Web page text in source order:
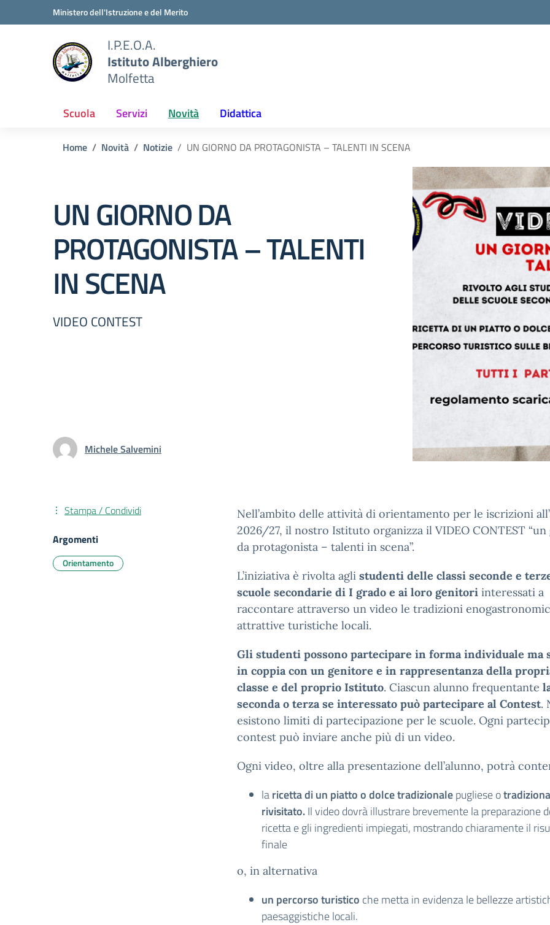
Vai ai contenuti
Vai al menu di navigazioneMinistero dell'Istruzione e del Merito
I.P.E.O.A.
Istituto Alberghiero
Molfetta
Scuola Servizi Novità Didattica
Home Novità Notizie UN GIORNO DA PROTAGONISTA – TALENTI IN SCENA
UN GIORNO DA
PROTAGONISTA – TALENTI
IN SCENA
VIDEO CONTEST
Michele Salvemini
Nell’ambito delle attività di orientamento per le iscrizioni
2026/27, il nostro Istituto organizza il VIDEO CONTEST
da protagonista – talenti in scena”.
L’iniziativa è rivolta agli studenti delle classi seconde e
scuole secondarie di I grado e ai loro genitori interessati a
raccontare attraverso un video le tradizioni
attrattive turistiche locali.
Gli studenti possono partecipare in forma individuale ma
in coppia con un genitore e in rappresentanza della
classe e del proprio Istituto. Ciascun alunno frequentante
seconda o terza se interessato può partecipare al Contest.
esistono limiti di partecipazione per le scuole. Ogni
contest può inviare anche più di un video.
Ogni video, oltre alla presentazione dell’alunno, potrà
laricetta di un piatto o dolce tradizionalepugliese o
rivisitato.Il video dovrà illustrare brevemente la preparazione
ricetta e gli ingredienti impiegati, mostrando chiaramente il
finale
o, in alternativa
un percorso turistico che metta in evidenza le bellezze
paesaggistiche locali.
Stampa / Condividi
Argomenti
Orientamento